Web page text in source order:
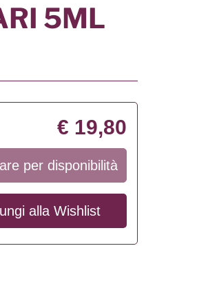
5ML
€ 19,80
per disponibilità
alla Wishlist